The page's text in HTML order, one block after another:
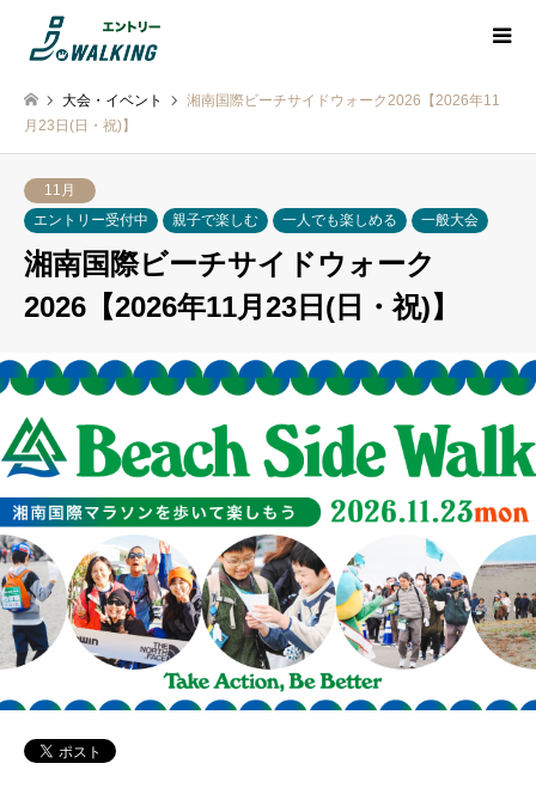
大会・イベント
湘南国際ビーチサイドウォーク2026【2026年11
月23日(日・祝)】
11月
エントリー受付中
親子で楽しむ 一人でも楽しめる 一般大会
湘南国際ビーチサイドウォーク
2026【2026年11月23日(日・祝)】